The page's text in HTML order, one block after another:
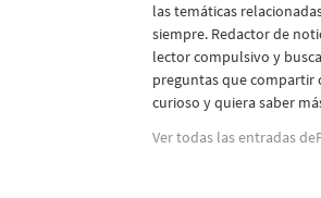
las temáticas
siempre. Redactor de
lector compulsivo y
preguntas que compartir
curioso y quiera saber
Ver todas las entradas